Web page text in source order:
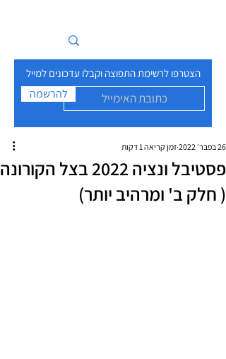
הצטרפו לרשימת התפוצה וקבלו עדכונים למייל
להרשמה
פסטיבל ונציה 2022 בצל הקורונה
( חלק ב' ומרהיב יותר)
26 בפבר׳ 2022 זמן קריאה 1 דקות